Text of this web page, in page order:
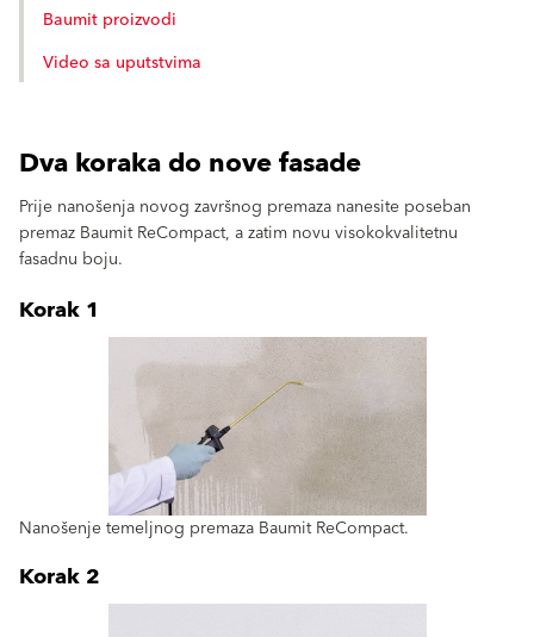
Baumit proizvodi
Video sa uputstvima
Dva koraka do nove fasade
Prije nanošenja novog završnog premaza nanesite poseban
premaz Baumit ReCompact, a zatim novu visokokvalitetnu
fasadnu boju.
Korak 1
Nanošenje temeljnog premaza Baumit ReCompact.
Korak 2